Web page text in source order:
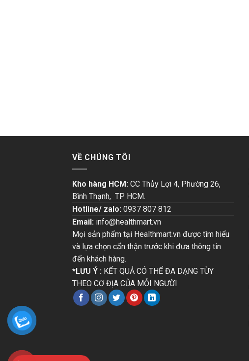
VỀ CHÚNG TÔI
Kho hàng HCM: CC Thủy Lợi 4, Phường 26,
Bình Thạnh, TP HCM.
Hotline/ zalo: 0937 807 812
Email: info@healthmart.vn
Mọi sản phẩm tại Healthmart.vn được tìm hiểu
và lựa chọn cẩn thận trước khi đưa thông tin
đến khách hàng.
*LƯU Ý : KẾT QUẢ CÓ THỂ ĐA DẠNG TÙY
THEO CƠ ĐỊA CỦA MỖI NGƯỜI